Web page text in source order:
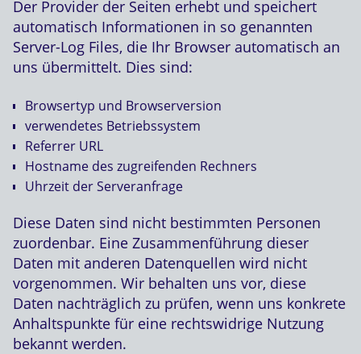
Der Provider der Seiten erhebt und speichert
automatisch Informationen in so genannten
Server-Log Files, die Ihr Browser automatisch an
uns übermittelt. Dies sind:
Browsertyp und Browserversion
verwendetes Betriebssystem
Referrer URL
Hostname des zugreifenden Rechners
Uhrzeit der Serveranfrage
Diese Daten sind nicht bestimmten Personen
zuordenbar. Eine Zusammenführung dieser
Daten mit anderen Datenquellen wird nicht
vorgenommen. Wir behalten uns vor, diese
Daten nachträglich zu prüfen, wenn uns konkrete
Anhaltspunkte für eine rechtswidrige Nutzung
bekannt werden.